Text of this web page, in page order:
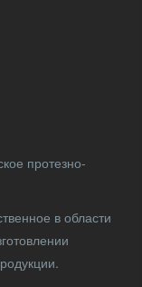
протезно-
в области